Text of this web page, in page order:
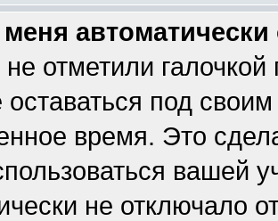
автоматически
отметили галочкой
оставаться под
время. Это
вашей
не отключало